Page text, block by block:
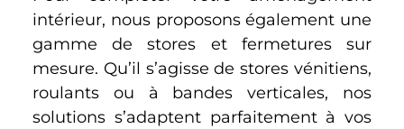
intérieur, nous proposons également une
gamme de stores et fermetures sur
mesure. Qu’il s’agisse de stores vénitiens,
roulants ou à bandes verticales, nos
solutions s’adaptent parfaitement à vos